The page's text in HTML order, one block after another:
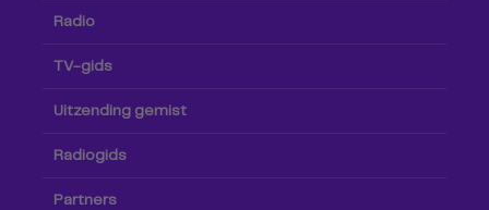
Radio
TV-gids
Uitzending gemist
Radiogids
Partners